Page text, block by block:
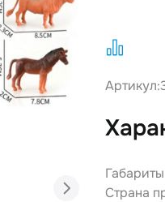
Артикул:
Страна